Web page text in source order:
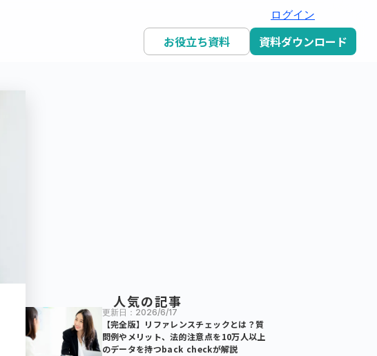
ログイン
お役立ち資料 資料ダウンロード
人気の記事
更新日：2026/6/17
【完全版】リファレンスチェックとは？質
問例やメリット、法的注意点を10万人以上
のデータを持つback checkが解説